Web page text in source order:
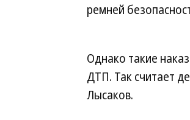
ремней
Однако такие
ДТП. Так считает
Лысаков.